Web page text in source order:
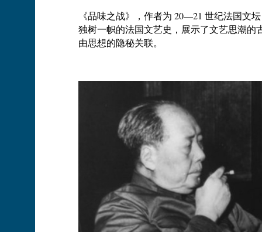
《品味之战》，作者为 20—21 世纪法国文
独树一帜的法国文艺史，展示了文艺思潮
由思想的隐秘关联。